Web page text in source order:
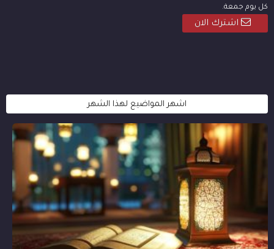
كل يوم جمعة.
اشترك الان
اشهر المواضيع لهذا الشهر